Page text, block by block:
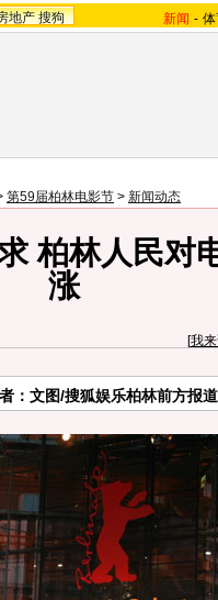
地产 搜狗 新闻 -
第59届柏林电影节 > 新闻动态
柏林人民对
涨
[我
：文图/搜狐娱乐柏林前方报